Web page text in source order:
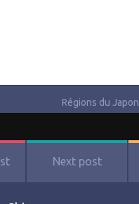
Régions du Japon
Next post